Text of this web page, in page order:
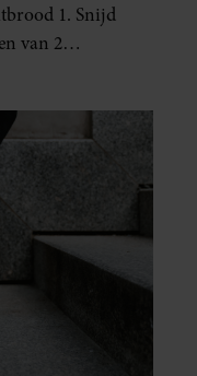
1. Snijd
van 2